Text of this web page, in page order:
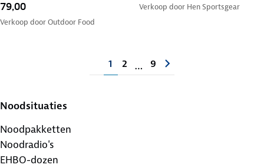
79,00
Verkoop doorOutdoor Food
Verkoop door Hen Sportsgear
1 2 … 9
Noodsituaties
Noodpakketten
Noodradio's
EHBO-dozen